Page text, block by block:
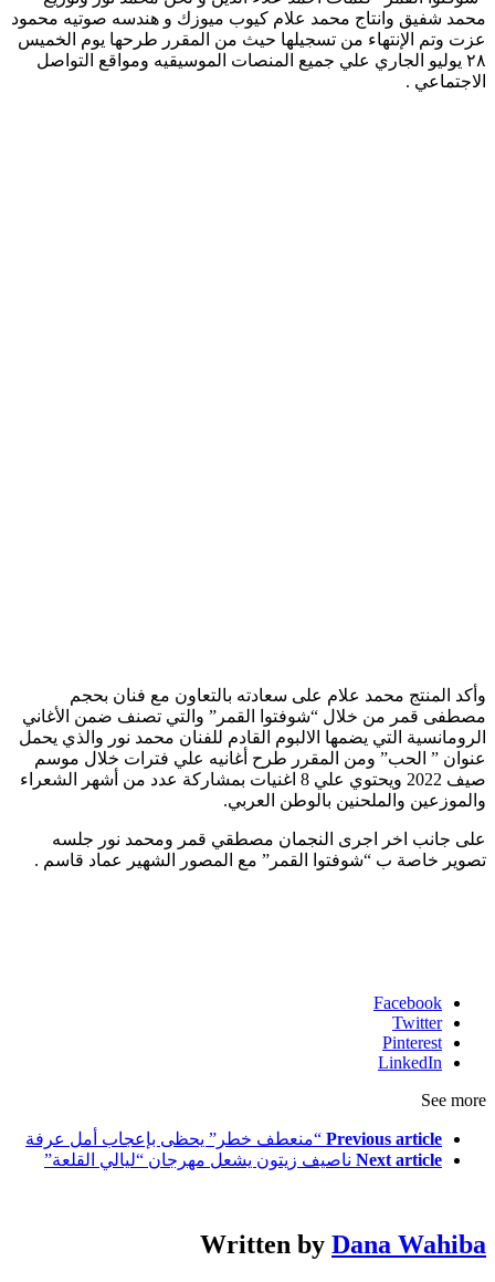
محمد شفيق وانتاج محمد علام كيوب ميوزك و هندسه صوتيه محمود
عزت وتم الإنتهاء من تسجيلها حيث من المقرر طرحها يوم الخميس
٢٨ يوليو الجاري علي جميع المنصات الموسيقيه ومواقع التواصل
الاجتماعي .
وأكد المنتج محمد علام على سعادته بالتعاون مع فنان بحجم
مصطفى قمر من خلال “شوفتوا القمر” والتي تصنف ضمن الأغاني
الرومانسية التي يضمها الالبوم القادم للفنان محمد نور والذي يحمل
عنوان ” الحب” ومن المقرر طرح أغانيه علي فترات خلال موسم
صيف 2022 ويحتوي علي 8 اغنيات بمشاركة عدد من أشهر الشعراء
والموزعين والملحنين بالوطن العربي.
على جانب اخر اجرى النجمان مصطقي قمر ومحمد نور جلسه
تصوير خاصة ب “شوفتوا القمر” مع المصور الشهير عماد قاسم .
Facebook
Twitter
Pinterest
LinkedIn
See more
Previous article “منعطف خطر” يحظى بإعجاب أمل عرفة
Next article ناصيف زيتون يشعل مهرجان “ليالي القلعة”
Written by Dana Wahiba